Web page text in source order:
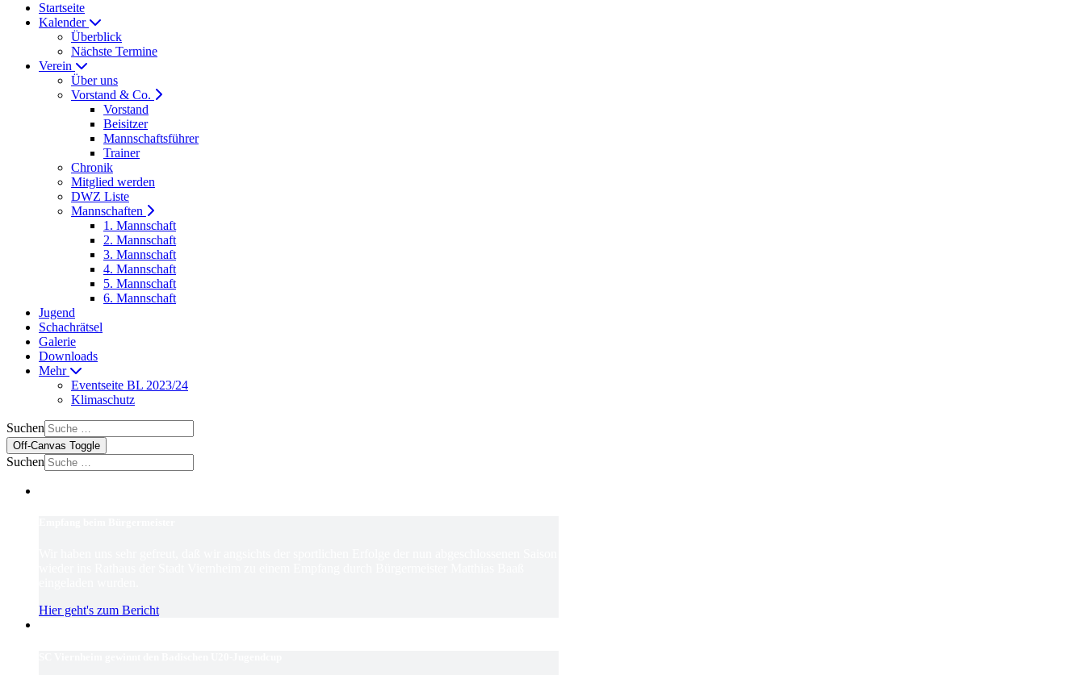
Startseite
Kalender
Überblick
Nächste Termine
Verein
Über uns
Vorstand & Co.
Vorstand
Beisitzer
Mannschaftsführer
Trainer
Chronik
Mitglied werden
DWZ Liste
Mannschaften
1. Mannschaft
2. Mannschaft
3. Mannschaft
4. Mannschaft
5. Mannschaft
6. Mannschaft
Jugend
Schachrätsel
Galerie
Downloads
Mehr
Eventseite BL 2023/24
Klimaschutz
Suchen
Off-Canvas Toggle
Suchen
Hier geht's zum Bericht